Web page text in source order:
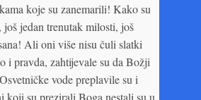
koje su zanemarili! Kako su
jedan trenutak milosti, još
Ali oni više nisu čuli slatki
i pravda, zahtijevale su da Božji
vode preplavile su i
koji su prezirali Boga nestali su u